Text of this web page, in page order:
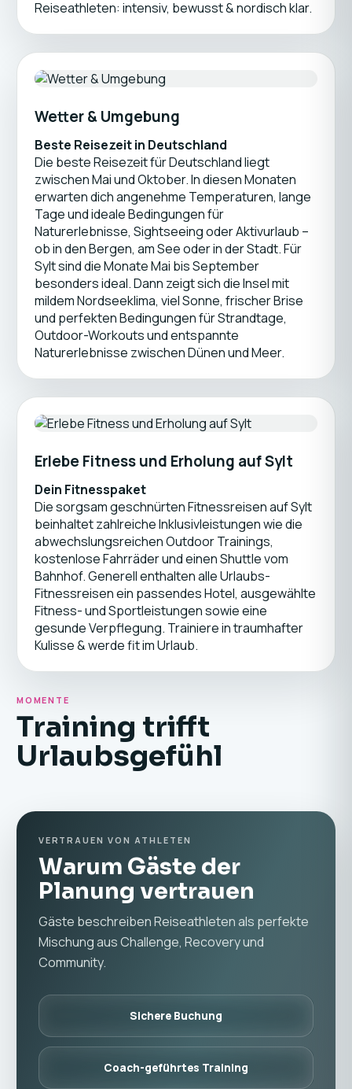
Reiseathleten: intensiv, bewusst & nordisch klar.
Wetter & Umgebung
Beste Reisezeit in Deutschland
Die beste Reisezeit für Deutschland liegt
zwischen Mai und Oktober. In diesen Monaten
erwarten dich angenehme Temperaturen, lange
Tage und ideale Bedingungen für
Naturerlebnisse, Sightseeing oder Aktivurlaub –
ob in den Bergen, am See oder in der Stadt. Für
Sylt sind die Monate Mai bis September
besonders ideal. Dann zeigt sich die Insel mit
mildem Nordseeklima, viel Sonne, frischer Brise
und perfekten Bedingungen für Strandtage,
Outdoor-Workouts und entspannte
Naturerlebnisse zwischen Dünen und Meer.
Erlebe Fitness und Erholung auf Sylt
Dein Fitnesspaket
Die sorgsam geschnürten Fitnessreisen auf Sylt
beinhaltet zahlreiche Inklusivleistungen wie die
abwechslungsreichen Outdoor Trainings,
kostenlose Fahrräder und einen Shuttle vom
Bahnhof. Generell enthalten alle Urlaubs-
Fitnessreisen ein passendes Hotel, ausgewählte
Fitness- und Sportleistungen sowie eine
gesunde Verpflegung. Trainiere in traumhafter
Kulisse & werde fit im Urlaub.
MOMENTE
Training trifft
Urlaubsgefühl
VERTRAUEN VON ATHLETEN
Warum Gäste der
Planung vertrauen
Gäste beschreiben Reiseathleten als perfekte
Mischung aus Challenge, Recovery und
Community.
Sichere Buchung
Coach-geführtes Training